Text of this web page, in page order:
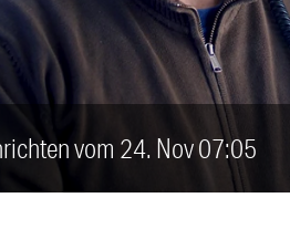
vom 24. Nov 07:05